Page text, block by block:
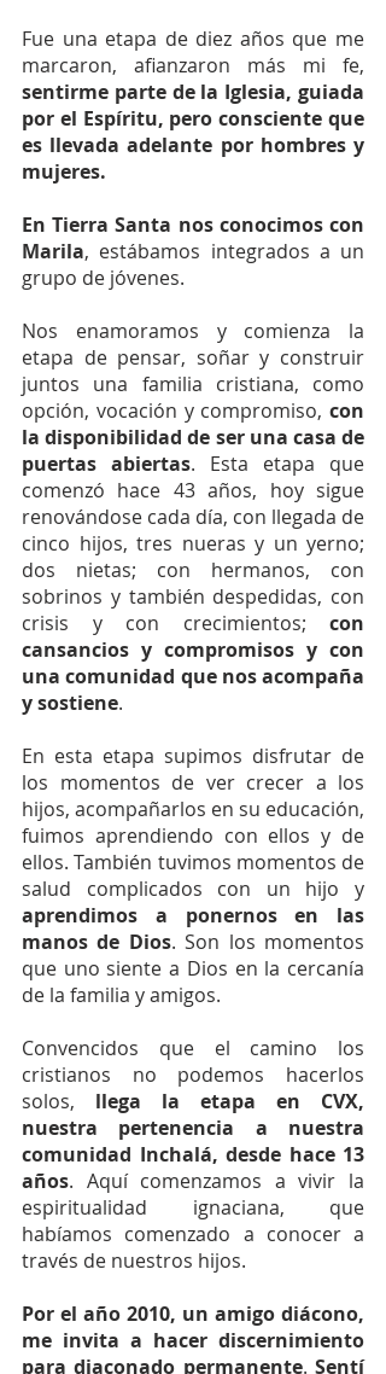
Fue una etapa de diez años que me
sentirme parte de la Iglesia, guiada
por el Espíritu, pero consciente que
es llevada adelante por hombres y
mujeres.
En Tierra Santa nos conocimos con
Marila, estábamos integrados a un
grupo de jóvenes.
Nos enamoramos y comienza la
etapa de pensar, soñar y construir
juntos una familia cristiana, como
opción, vocación y compromiso, con
la disponibilidad de ser una casa de
puertas abiertas. Esta etapa que
comenzó hace 43 años, hoy sigue
renovándose cada día, con llegada de
cinco hijos, tres nueras y un yerno;
dos nietas; con hermanos, con
sobrinos y también despedidas, con
crisis y con crecimientos; con
cansancios y compromisos y con
una comunidad que nos acompaña
y sostiene.
En esta etapa supimos disfrutar de
los momentos de ver crecer a los
hijos, acompañarlos en su educación,
fuimos aprendiendo con ellos y de
ellos. También tuvimos momentos de
aprendimos a ponernos en las
manos de Dios. Son los momentos
que uno siente a Dios en la cercanía
de la familia y amigos.
Convencidos que el camino los
cristianos no podemos hacerlos
solos, llega la etapa en CVX,
nuestra pertenencia a nuestra
comunidad Inchalá, desde hace 13
años. Aquí comenzamos a vivir la
espiritualidad ignaciana, que
habíamos comenzado a conocer a
través de nuestros hijos.
Por el año 2010, un amigo diácono,
me invita a hacer discernimiento
para diaconado permanente. Sentí